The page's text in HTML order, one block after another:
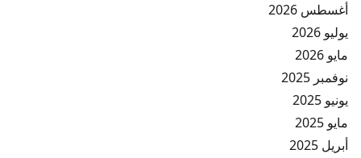
أغسطس 2026
يوليو 2026
مايو 2026
نوفمبر 2025
يونيو 2025
مايو 2025
أبريل 2025